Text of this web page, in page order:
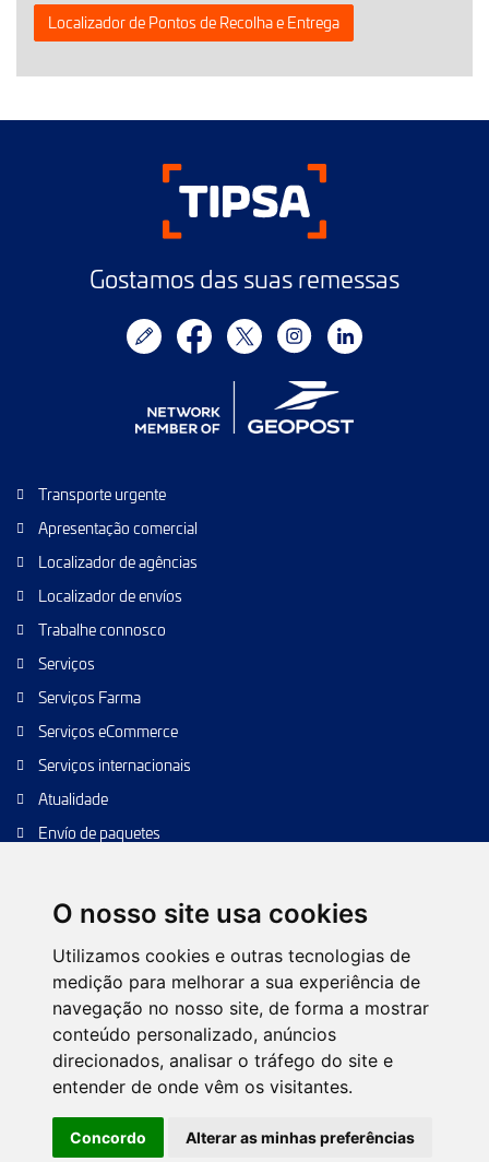
O nosso site usa cookies
Utilizamos cookies e outras tecnologias de
medição para melhorar a sua experiência de
navegação no nosso site, de forma a mostrar
conteúdo personalizado, anúncios
direcionados, analisar o tráfego do site e
entender de onde vêm os visitantes.
Concordo Alterar as minhas preferências
Localizador de Pontos de Recolha e Entrega
Gostamos das suas remessas
Transporte urgente
Apresentação comercial
Localizador de agências
Localizador de envíos
Trabalhe connosco
Serviços
Serviços Farma
Serviços eCommerce
Serviços internacionais
Atualidade
Envío de paquetes
Envíos de calidad
Política de Cookies Configurar cookies
Política de Privacidade
Nota Legal
Árvore da web Contacto
Desenho Web:Futurvia